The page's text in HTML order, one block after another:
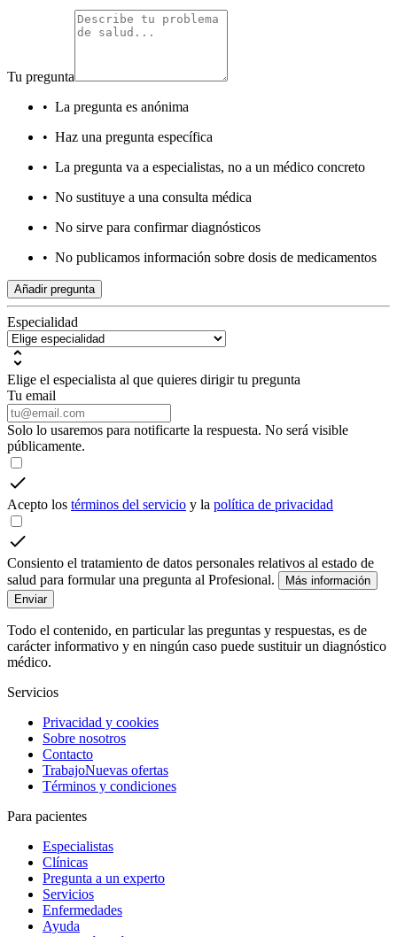
Tu pregunta
• La pregunta es anónima
• Haz una pregunta específica
• La pregunta va a especialistas, no a un médico concreto
• No sustituye a una consulta médica
• No sirve para confirmar diagnósticos
• No publicamos información sobre dosis de medicamentos
Añadir pregunta
Especialidad
Elige el especialista al que quieres dirigir tu pregunta
Tu email
Solo lo usaremos para notificarte la respuesta. No será visible
públicamente.
Acepto los términos del servicio y la política de privacidad
Consiento el tratamiento de datos personales relativos al estado de
salud para formular una pregunta al Profesional.
Más información
Enviar
Todo el contenido, en particular las preguntas y respuestas, es de
carácter informativo y en ningún caso puede sustituir un diagnóstico
médico.
Servicios
Privacidad y cookies
Sobre nosotros
Contacto
TrabajoNuevas ofertas
Términos y condiciones
Para pacientes
Especialistas
Clínicas
Pregunta a un experto
Servicios
Enfermedades
Ayuda